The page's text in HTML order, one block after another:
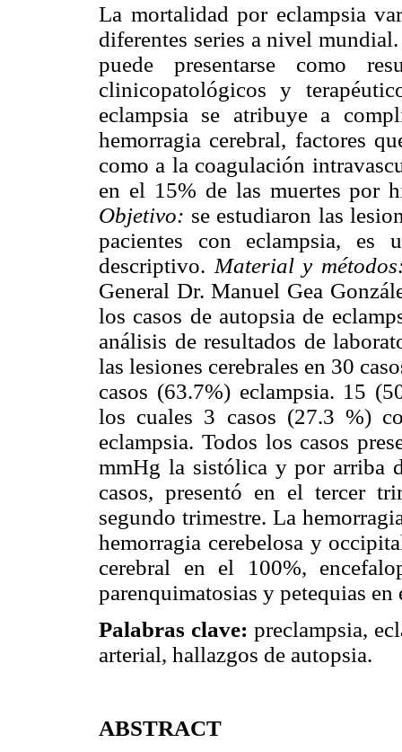
La mortalidad por eclampsia
diferentes series a nivel
puede presentarse como
clinicopatológicos y
eclampsia se atribuye a
hemorragia cerebral, factores
como a la coagulación
en el 15% de las muertes por
Objetivo: se estudiaron las
pacientes con eclampsia, es
descriptivo. Material y
General Dr. Manuel Gea
los casos de autopsia de
análisis de resultados de
las lesiones cerebrales en 30
casos (63.7%) eclampsia. 15
los cuales 3 casos (27.3 %)
eclampsia. Todos los casos
mmHg la sistólica y por arriba
casos, presentó en el tercer
segundo trimestre. La
hemorragia cerebelosa y
cerebral en el 100%,
parenquimatosias y petequias
Palabras clave: preclampsia,
arterial, hallazgos de autopsia.
ABSTRACT